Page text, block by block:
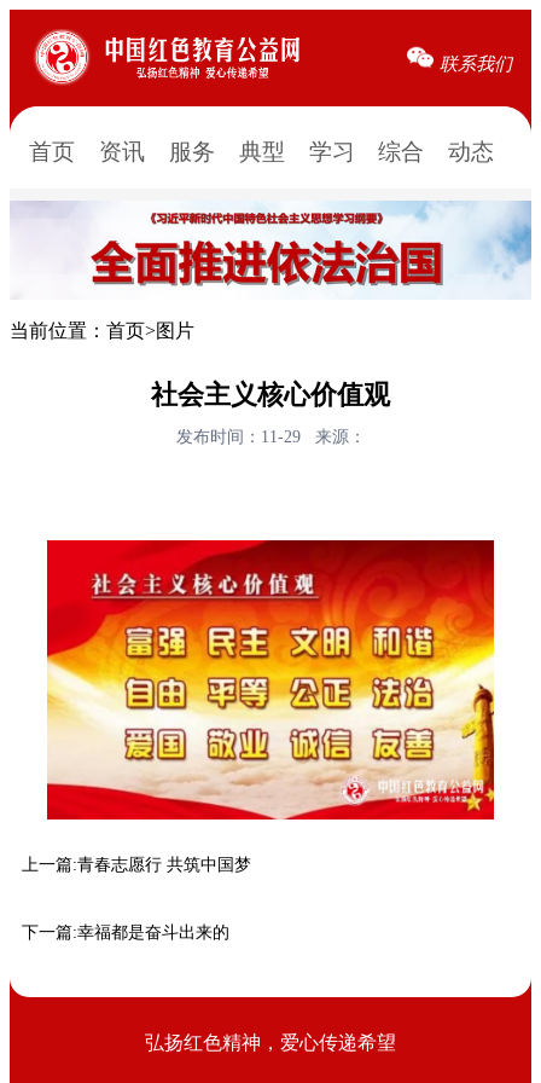
联系我们
首页 资讯 服务 典型 学习 综合 动态
当前位置： 首页>图片
社会主义核心价值观
发布时间：11-29 来源：
上一篇:青春志愿行 共筑中国梦
下一篇:幸福都是奋斗出来的
弘扬红色精神，爱心传递希望